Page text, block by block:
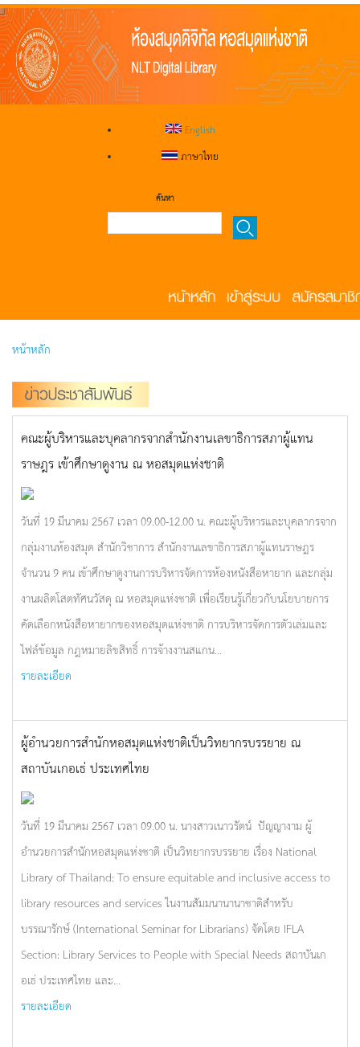
English
ภาษาไทย
ค้นหา
หน้าหลัก
คณะผู้บริหารและบุคลากรจากสำนักงานเลขาธิการสภาผู้แทน
ราษฎร เข้าศึกษาดูงาน ณ หอสมุดแห่งชาติ
วันที่ 19 มีนาคม 2567 เวลา 09.00-12.00 น. คณะผู้บริหารและบุคลากรจาก
กลุ่มงานห้องสมุด สำนักวิชาการ สำนักงานเลขาธิการสภาผู้แทนราษฎร
จำนวน 9 คน เข้าศึกษาดูงานการบริหารจัดการห้องหนังสือหายาก และกลุ่ม
งานผลิตโสตทัศนวัสดุ ณ หอสมุดแห่งชาติ เพื่อเรียนรู้เกี่ยวกับนโยบายการ
คัดเลือกหนังสือหายากของหอสมุดแห่งชาติ การบริหารจัดการตัวเล่มและ
ไฟล์ข้อมูล กฎหมายลิขสิทธิ์ การจ้างงานสแกน...
รายละเอียด
ผู้อำนวยการสำนักหอสมุดแห่งชาติเป็นวิทยากรบรรยาย ณ
สถาบันเกอเธ่ ประเทศไทย
วันที่ 19 มีนาคม 2567 เวลา 09.00 น. นางสาวเนาวรัตน์ ปัญญางาม ผู้
อำนวยการสำนักหอสมุดแห่งชาติ เป็นวิทยากรบรรยาย เรื่อง National
Library of Thailand: To ensure equitable and inclusive access to
library resources and services ในงานสัมมนานานาชาติสำหรับ
บรรณารักษ์ (International Seminar for Librarians) จัดโดย IFLA
Section: Library Services to People with Special Needs สถาบันเก
อเธ่ ประเทศไทย และ...
รายละเอียด